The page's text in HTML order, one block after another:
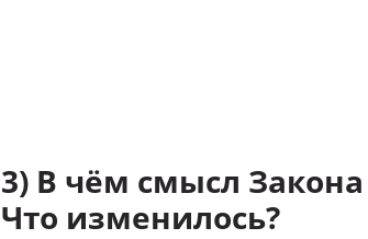
3) В чём смысл
Что изменилось?